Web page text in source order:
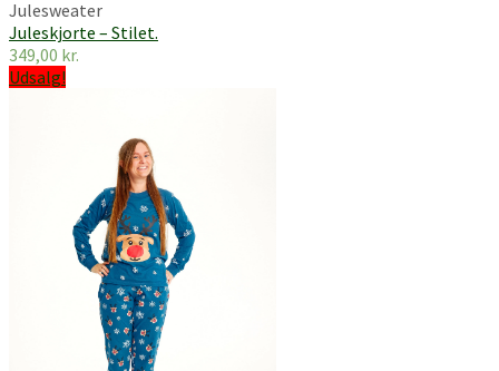
Julesweater
Juleskjorte – Stilet.
349,00 kr.
Udsalg!